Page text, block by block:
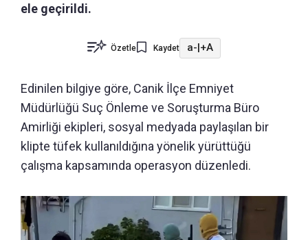
ele geçirildi.
Özetle Kaydet a-|+A
Edinilen bilgiye göre, Canik İlçe Emniyet
Müdürlüğü Suç Önleme ve Soruşturma Büro
Amirliği ekipleri, sosyal medyada paylaşılan bir
klipte tüfek kullanıldığına yönelik yürüttüğü
çalışma kapsamında operasyon düzenledi.